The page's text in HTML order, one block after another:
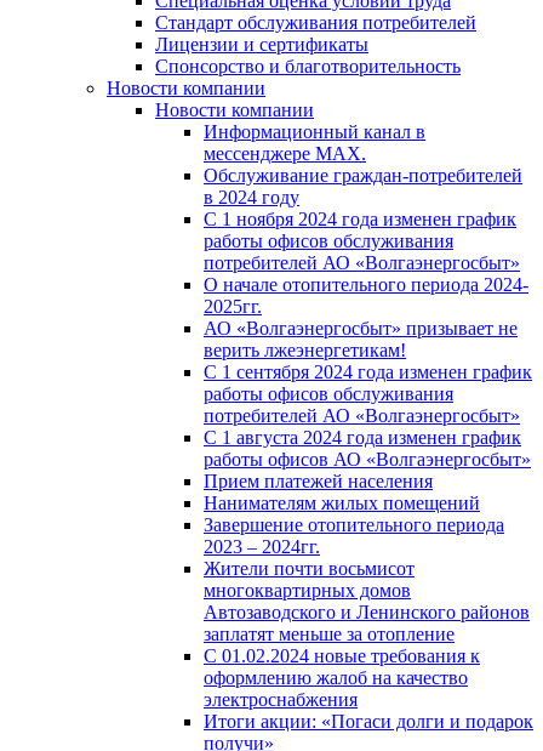
Стандарт обслуживания потребителей
Лицензии и сертификаты
Спонсорство и благотворительность
Новости компании
Новости компании
Информационный канал в
мессенджере MAX.
Обслуживание граждан-потребителей
в 2024 году
С 1 ноября 2024 года изменен график
работы офисов обслуживания
потребителей АО «Волгаэнергосбыт»
О начале отопительного периода 2024-
2025гг.
АО «Волгаэнергосбыт» призывает не
верить лжеэнергетикам!
С 1 сентября 2024 года изменен график
работы офисов обслуживания
потребителей АО «Волгаэнергосбыт»
С 1 августа 2024 года изменен график
работы офисов АО «Волгаэнергосбыт»
Прием платежей населения
Нанимателям жилых помещений
Завершение отопительного периода
2023 – 2024гг.
Жители почти восьмисот
многоквартирных домов
Автозаводского и Ленинского районов
заплатят меньше за отопление
С 01.02.2024 новые требования к
оформлению жалоб на качество
электроснабжения
Итоги акции: «Погаси долги и подарок
получи»